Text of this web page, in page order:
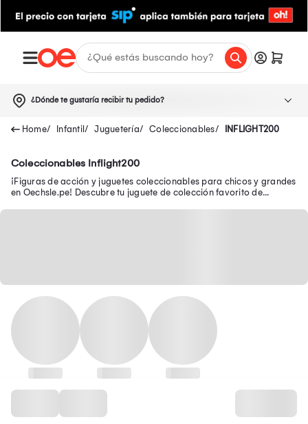
¿Dónde te gustaría recibir tu pedido?
Infantil Juguetería Coleccionables INFLIGHT200
Coleccionables Inflight200
¡Figuras de acción y juguetes coleccionables para chicos y grandes
en Oechsle.pe! Descubre tu juguete de colección favorito de